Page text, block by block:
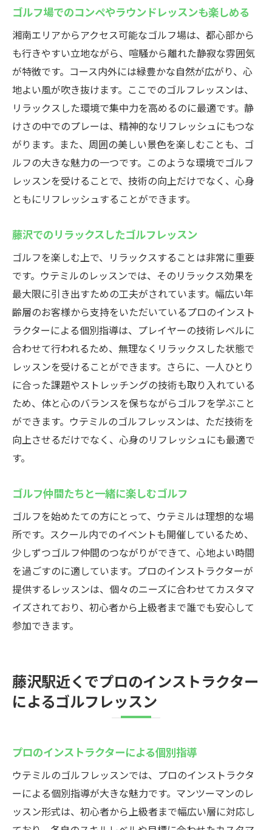
ン
自然環境を活かしたゴルフレッスン
自然に囲まれたゴルフ場
湘南エリアの自然豊かなゴルフレッスン
優雅な環境でのゴルフレッスン
藤沢市で楽しむ四季折々のゴルフレッスン
四季折々の風景を楽しむゴルフ
季節ごとのゴルフレッスンの魅力
季節変化に対応したゴルフレッスン
春夏秋冬のゴルフ体験
四季を感じるゴルフレッスン
藤沢駅近くでゴルフの腕を磨くための最適なレ
ッスンプラン
自分に合ったレッスンプランの選び方
効果的なレッスンプランの紹介
レッスンプランの内容と特長
目標達成のためのレッスンプラン
藤沢市で、最適なゴルフレッスンプランの
選び方
各種レッスンプランの詳細
ゴルフ愛好者必見！湘南エリアでの充実したゴ
ゴルフ愛好者におすすめのレッスン
ゴルフ愛好者向けの特別プログラム
ショートコースでのゴルフレッスンの魅力
ゴルフ愛好者のためのレッスンガイド
藤沢の充実したゴルフ施設
ゴルフ場でのコンペやラウンドレッスンも楽しめる
湘南エリアからアクセス可能なゴルフ場は、都心部から
も行きやすい立地ながら、喧騒から離れた静寂な雰囲気
が特徴です。コース内外には緑豊かな自然が広がり、心
地よい風が吹き抜けます。ここでのゴルフレッスンは、
リラックスした環境で集中力を高めるのに最適です。静
けさの中でのプレーは、精神的なリフレッシュにもつな
がります。また、周囲の美しい景色を楽しむことも、ゴ
ルフの大きな魅力の一つです。このような環境でゴルフ
レッスンを受けることで、技術の向上だけでなく、心身
ともにリフレッシュすることができます。
藤沢でのリラックスしたゴルフレッスン
ゴルフを楽しむ上で、リラックスすることは非常に重要
です。ウテミルのレッスンでは、そのリラックス効果を
最大限に引き出すための工夫がされています。幅広い年
齢層のお客様から支持をいただいているプロのインスト
ラクターによる個別指導は、プレイヤーの技術レベルに
合わせて行われるため、無理なくリラックスした状態で
レッスンを受けることができます。さらに、一人ひとり
に合った課題やストレッチングの技術も取り入れている
ため、体と心のバランスを保ちながらゴルフを学ぶこと
ができます。ウテミルのゴルフレッスンは、ただ技術を
向上させるだけでなく、心身のリフレッシュにも最適で
す。
ゴルフ仲間たちと一緒に楽しむゴルフ
ゴルフを始めたての方にとって、ウテミルは理想的な場
所です。スクール内でのイベントも開催しているため、
少しずつゴルフ仲間のつながりができて、心地よい時間
を過ごすのに適しています。プロのインストラクターが
提供するレッスンは、個々のニーズに合わせてカスタマ
イズされており、初心者から上級者まで誰でも安心して
参加できます。
藤沢駅近くでプロのインストラクター
によるゴルフレッスン
プロのインストラクターによる個別指導
ウテミルのゴルフレッスンでは、プロのインストラクタ
ーによる個別指導が大きな魅力です。マンツーマンのレ
ッスン形式は、初心者から上級者まで幅広い層に対応し